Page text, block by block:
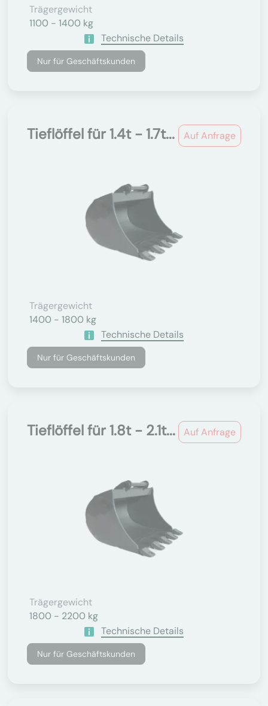
Trägergewicht
1100 - 1400 kg
Technische Details
Nur für Geschäftskunden
Auf Anfrage
Tieflöffel für 1.4t - 1.7t...
Trägergewicht
1400 - 1800 kg
Technische Details
Nur für Geschäftskunden
Auf Anfrage
Tieflöffel für 1.8t - 2.1t...
Trägergewicht
1800 - 2200 kg
Technische Details
Nur für Geschäftskunden